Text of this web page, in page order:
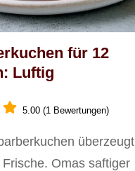
für 12
Luftig
5.00 (1 Bewertungen)
überzeugt
Omas saftiger